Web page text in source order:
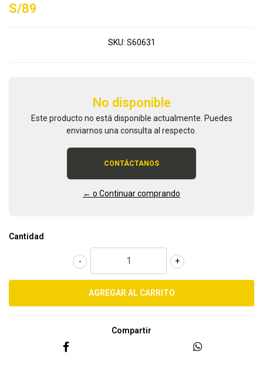
S/89
SKU: S60631
No disponible
Este producto no está disponible actualmente. Puedes
enviarnos una consulta al respecto.
CONTÁCTANOS
← o Continuar comprando
Cantidad
+
-
Compartir